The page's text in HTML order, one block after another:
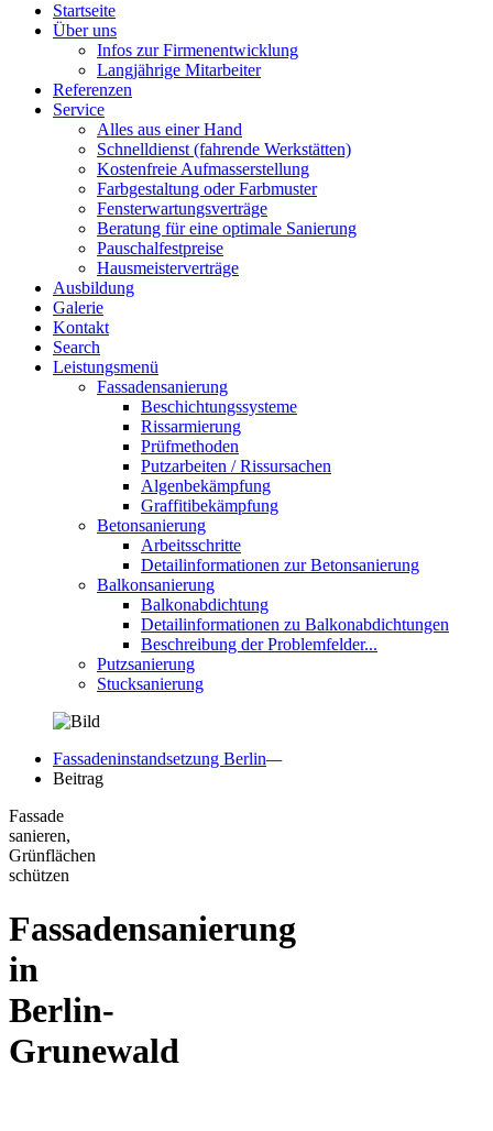
Startseite
Über uns
Infos zur Firmenentwicklung
Langjährige Mitarbeiter
Referenzen
Service
Alles aus einer Hand
Schnelldienst (fahrende Werkstätten)
Kostenfreie Aufmasserstellung
Farbgestaltung oder Farbmuster
Fensterwartungsverträge
Beratung für eine optimale Sanierung
Pauschalfestpreise
Hausmeisterverträge
Ausbildung
Galerie
Kontakt
Search
Leistungsmenü
Fassadensanierung
Beschichtungssysteme
Rissarmierung
Prüfmethoden
Putzarbeiten / Rissursachen
Algenbekämpfung
Graffitibekämpfung
Betonsanierung
Arbeitsschritte
Detailinformationen zur Betonsanierung
Balkonsanierung
Balkonabdichtung
Detailinformationen zu Balkonabdichtungen
Beschreibung der Problemfelder...
Putzsanierung
Stucksanierung
Fassadeninstandsetzung Berlin—
Beitrag
Fassade
sanieren,
Grünflächen
schützen
Fassadensanierung
in
Berlin-
Grunewald